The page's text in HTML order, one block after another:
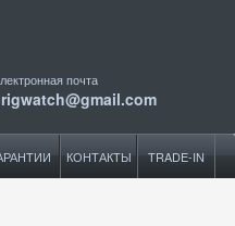
почта
КОНТАКТЫ TRADE-IN